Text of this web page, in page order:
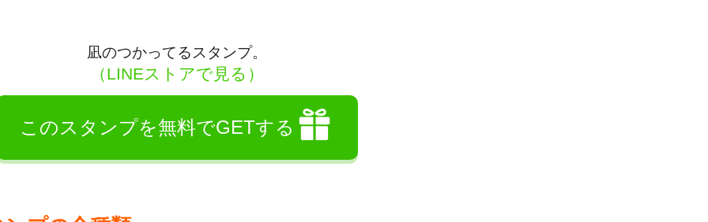
凪のつかってるスタンプ。
（LINEストアで見る）
このスタンプを無料でGETする